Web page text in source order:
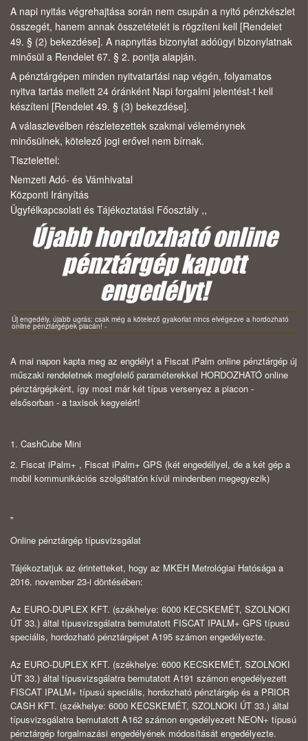
A napi nyitás végrehajtása során nem csupán a nyitó pénzkészlet
összegét, hanem annak összetételét is rögzíteni kell [Rendelet
49. § (2) bekezdése]. A napnyitás bizonylat adóügyi bizonylatnak
minősül a Rendelet 67. § 2. pontja alapján.
A pénztárgépen minden nyitvatartási nap végén, folyamatos
nyitva tartás mellett 24 óránként Napi forgalmi jelentést-t kell
készíteni [Rendelet 49. § (3) bekezdése].
A válaszlevélben részletezettek szakmai véleménynek
minősülnek, kötelező jogi erővel nem bírnak.
Tisztelettel:
Nemzeti Adó- és Vámhivatal
Központi Irányítás
Ügyfélkapcsolati és Tájékoztatási Főosztály ,,
Újabb hordozható online
pénztárgép kapott
engedélyt!
Új engedély, újabb ugrás: csak még a kötelező gyakorlat nincs elvégezve a hordozható
online pénztárgépek piacán! -
A mai napon kapta meg az engdélyt a Fiscat iPalm online pénztárgép új
műszaki rendeletnek megfelelő paraméterekkel HORDOZHATÓ online
pénztárgépként, így most már két típus versenyez a piacon -
elsősorban - a taxisok kegyeiért!
1. CashCube Mini
2. Fiscat iPalm+ , Fiscat iPalm+ GPS (két engedéllyel, de a két gép a
mobil kommunikációs szolgáltatón kívül mindenben megegyezik)
"
Online pénztárgép típusvizsgálat
Tájékoztatjuk az érintetteket, hogy az MKEH Metrológiai Hatósága a
2016. november 23-i döntésében:
Az EURO-DUPLEX KFT. (székhelye: 6000 KECSKEMÉT, SZOLNOKI
ÚT 33.) által típusvizsgálatra bemutatott FISCAT IPALM+ GPS típusú
speciális, hordozható pénztárgépet A195 számon engedélyezte.
Az EURO-DUPLEX KFT. (székhelye: 6000 KECSKEMÉT, SZOLNOKI
ÚT 33.) által típusvizsgálatra bemutatott A191 számon engedélyezett
FISCAT IPALM+ típusú speciális, hordozható pénztárgép és a PRIOR
CASH KFT. (székhelye: 6000 KECSKEMÉT, SZOLNOKI ÚT 33.) által
típusvizsgálatra bemutatott A162 számon engedélyezett NEON+ típusú
pénztárgép forgalmazási engedélyének módosítását engedélyezte.